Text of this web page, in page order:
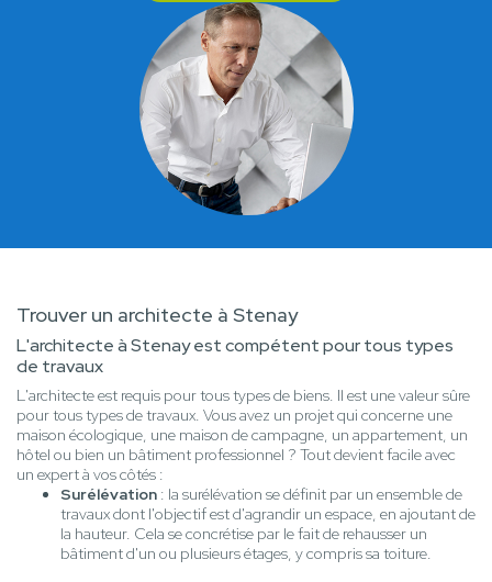
Trouver un architecte à Stenay
L'architecte à Stenay est compétent pour tous types
de travaux
L'architecte est requis pour tous types de biens. Il est une valeur sûre
pour tous types de travaux. Vous avez un projet qui concerne une
maison écologique, une maison de campagne, un appartement, un
hôtel ou bien un bâtiment professionnel ? Tout devient facile avec
un expert à vos côtés :
Surélévation : la surélévation se définit par un ensemble de
travaux dont l'objectif est d'agrandir un espace, en ajoutant de
la hauteur. Cela se concrétise par le fait de rehausser un
bâtiment d'un ou plusieurs étages, y compris sa toiture.